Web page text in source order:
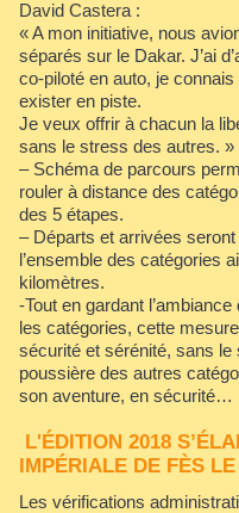
David Castera :
« A mon initiative, nous
séparés sur le Dakar. J’ai
co-piloté en auto, je
exister en piste.
Je veux offrir à chacun la
sans le stress des autres. »
– Schéma de parcours
rouler à distance des
des 5 étapes.
– Départs et arrivées
l’ensemble des catégories
kilomètres.
-Tout en gardant
les catégories, cette
sécurité et sérénité, sans
poussière des autres
son aventure, en sécurité…
L'ÉDITION 2018
IMPÉRIALE DE FÈS
Les vérifications administratives et techniques auront lieu les 3